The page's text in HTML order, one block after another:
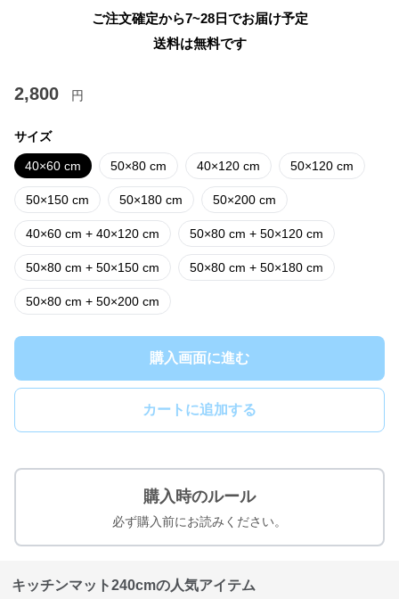
ご注文確定から7~28日でお届け予定
送料は無料です
2,800 円
サイズ
40×60 cm 50×80 cm 40×120 cm 50×120 cm
50×150 cm 50×180 cm 50×200 cm
40×60 cm + 40×120 cm 50×80 cm + 50×120 cm
50×80 cm + 50×150 cm 50×80 cm + 50×180 cm
50×80 cm + 50×200 cm
購入画面に進む
カートに追加する
購入時のルール
必ず購入前にお読みください。
キッチンマット240cmの人気アイテム